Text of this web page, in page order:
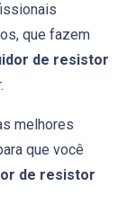
que fazem
de resistor
melhores
que você
de resistor